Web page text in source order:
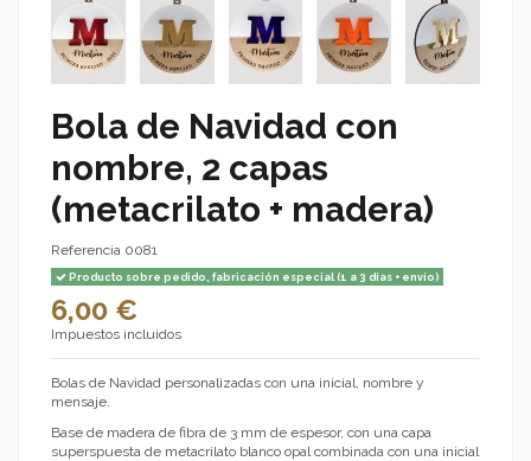
Bola de Navidad con
nombre, 2 capas
(metacrilato + madera)
Referencia 0081
Producto sobre pedido, fabricación especial (1 a 3 días + envío)
6,00 €
Impuestos incluidos
Bolas de Navidad personalizadas con una inicial, nombre y
mensaje.
Base de madera de fibra de 3 mm de espesor, con una capa
superspuesta de metacrilato blanco opal combinada con una inicial